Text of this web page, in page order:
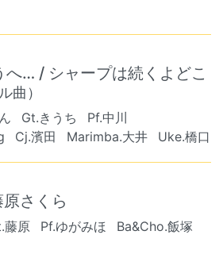
へ… / シャープは続くよどこ
曲）
Gt.きうち
Pf.中川
Cj.濱田 Marimba.大井 Uke.橋口
原さくら
藤原 Pf.ゆがみほ
Ba&Cho.飯塚